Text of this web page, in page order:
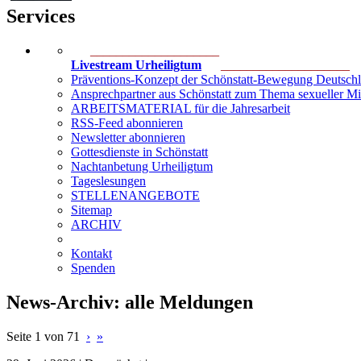
Services
Livestream Urheiligtum
Präventions-Konzept der Schönstatt-Bewegung
Ansprechpartner aus Schönstatt zum Thema sexueller
ARBEITSMATERIAL für die Jahresarbeit
RSS-Feed abonnieren
Newsletter abonnieren
Gottesdienste in Schönstatt
Nachtanbetung Urheiligtum
Tageslesungen
STELLENANGEBOTE
Sitemap
ARCHIV
Kontakt
Spenden
News-Archiv: alle Meldungen
Seite 1 von 71 › »